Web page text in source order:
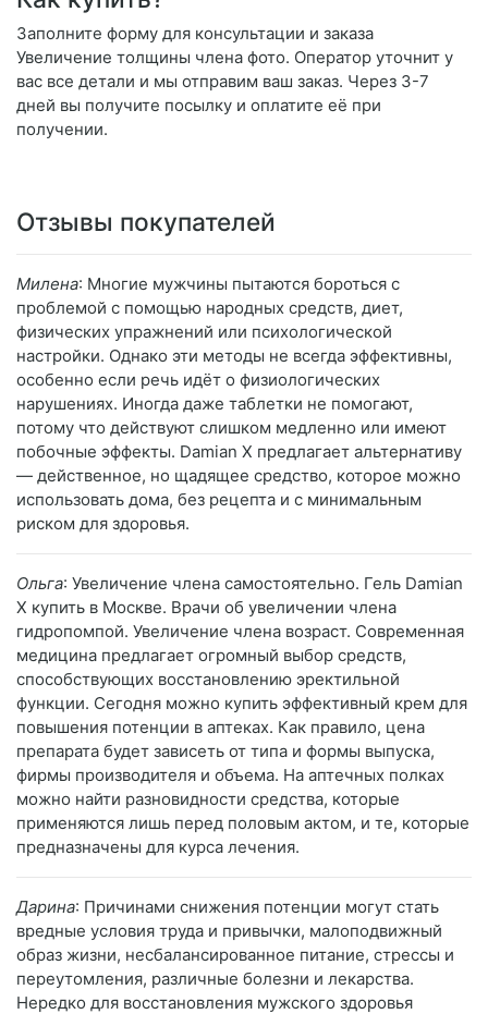
Заполните форму для консультации и заказа
Увеличение толщины члена фото. Оператор уточнит у
вас все детали и мы отправим ваш заказ. Через 3-7
дней вы получите посылку и оплатите её при
получении.
Отзывы покупателей
Милена: Многие мужчины пытаются бороться с
проблемой с помощью народных средств, диет,
физических упражнений или психологической
настройки. Однако эти методы не всегда эффективны,
особенно если речь идёт о физиологических
нарушениях. Иногда даже таблетки не помогают,
потому что действуют слишком медленно или имеют
побочные эффекты. Damian X предлагает альтернативу
— действенное, но щадящее средство, которое можно
использовать дома, без рецепта и с минимальным
риском для здоровья.
Ольга: Увеличение члена самостоятельно. Гель Damian
X купить в Москве. Врачи об увеличении члена
гидропомпой. Увеличение члена возраст. Современная
медицина предлагает огромный выбор средств,
способствующих восстановлению эректильной
функции. Сегодня можно купить эффективный крем для
повышения потенции в аптеках. Как правило, цена
препарата будет зависеть от типа и формы выпуска,
фирмы производителя и объема. На аптечных полках
можно найти разновидности средства, которые
применяются лишь перед половым актом, и те, которые
предназначены для курса лечения.
Дарина: Причинами снижения потенции могут стать
вредные условия труда и привычки, малоподвижный
образ жизни, несбалансированное питание, стрессы и
переутомления, различные болезни и лекарства.
Нередко для восстановления мужского здоровья